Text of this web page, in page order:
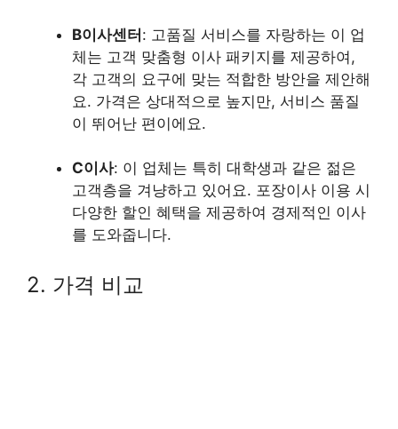
B이사센터: 고품질 서비스를 자랑하는 이 업
체는 고객 맞춤형 이사 패키지를 제공하여,
각 고객의 요구에 맞는 적합한 방안을 제안해
요. 가격은 상대적으로 높지만, 서비스 품질
이 뛰어난 편이에요.
C이사: 이 업체는 특히 대학생과 같은 젊은
고객층을 겨냥하고 있어요. 포장이사 이용 시
다양한 할인 혜택을 제공하여 경제적인 이사
를 도와줍니다.
2. 가격 비교